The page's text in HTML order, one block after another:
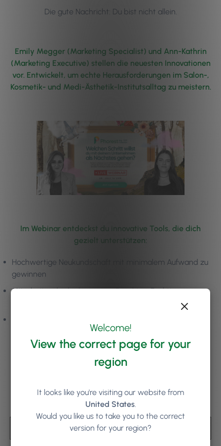
Die gute Nachricht: Du bist nicht allein.
Emily Megger (Marketing Specialist) und Ann-Kathrin
(Marketing Executive) stellen die neuesten Innovationen
vor. Entwickelt, um echte Herausforderungen im Salon-,
Kosmetik- und Medi-Ästhetik-Institutsalltag zu meistern.
Im Webinar entdeckst du innovative Tools, die dich
gezielt unterstützen:
Hochwertige Neukundschaft mit minimalem Aufwand zu
gewinnen
Mitarbeitende dank smarter Coaching-Funktionen zu
dem Markt zu belohnen
Vorname
Welcome!
View the correct page for your
region
It looks like you're visiting our website from
United States.
Would you like us to take you to the correct
version for your region?